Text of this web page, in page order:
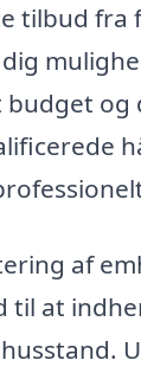
fra
og
af
til at